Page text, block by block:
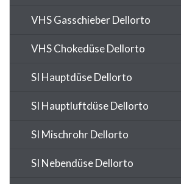
VHS Gasschieber Dellorto
VHS Chokedüse Dellorto
SI Hauptdüse Dellorto
SI Hauptluftdüse Dellorto
SI Mischrohr Dellorto
SI Nebendüse Dellorto